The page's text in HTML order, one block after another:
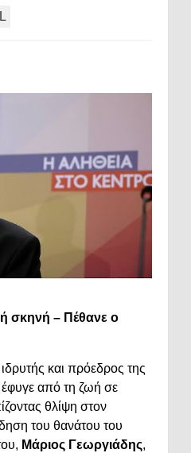
σκηνή – Πέθανε ο
ιδρυτής και πρόεδρος της
έφυγε από τη ζωή σε
θλίψη στον
του θανάτου του
Μάριος Γεωργιάδης,